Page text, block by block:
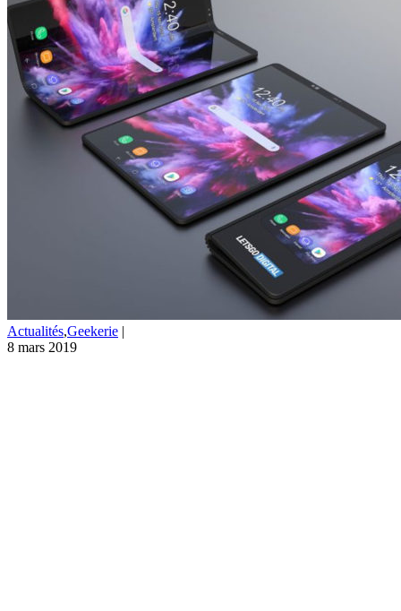
Actualités,Geekerie |
8 mars 2019